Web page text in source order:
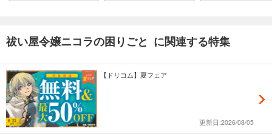
祓い屋令嬢ニコラの困りごと に関連する特集
【ドリコム】夏フェア
更新日:2026/08/05